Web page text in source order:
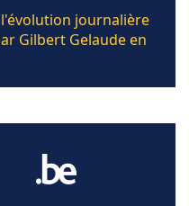
journalière
Gilbert Gelaude en